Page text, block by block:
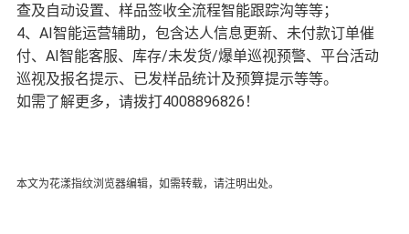
查及自动设置、样品签收全流程智能跟踪沟等等；
4、AI智能运营辅助，包含达人信息更新、未付款订单催
付、AI智能客服、库存/未发货/爆单巡视预警、平台活动
巡视及报名提示、已发样品统计及预算提示等等。
如需了解更多，请拨打4008896826！
本文为花漾指纹浏览器编辑，如需转载，请注明出处。